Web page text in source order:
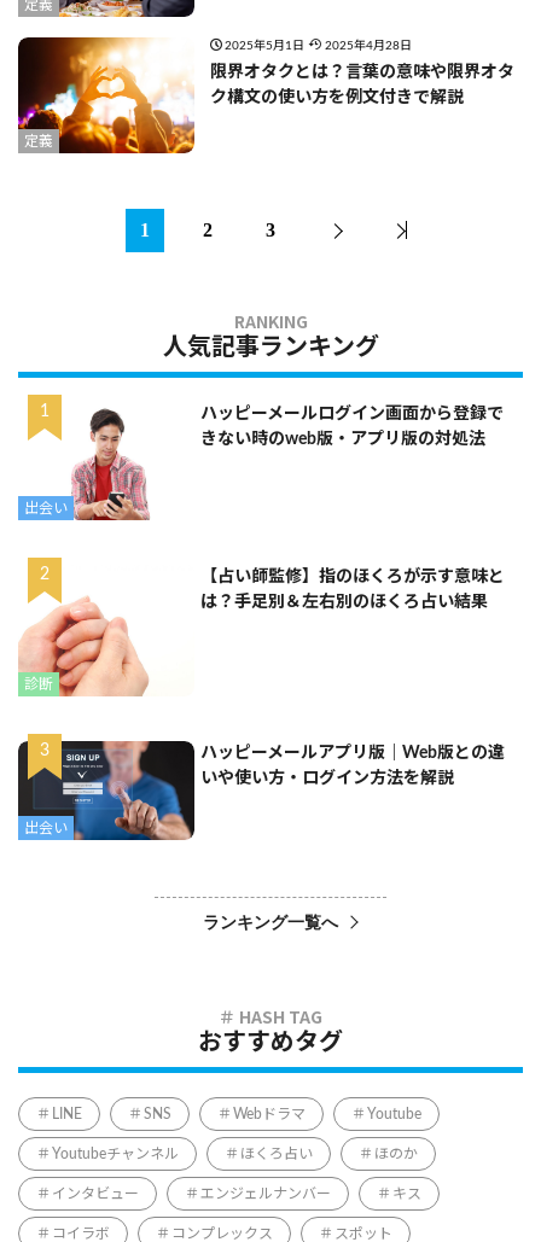
定義
定義
2025年5月1日 2025年4月28日
限界オタクとは？言葉の意味や限界オタ
ク構文の使い方を例文付きで解説
1 2 3
人気記事ランキング
出会い
ハッピーメールログイン画面から登録で
きない時のweb版・アプリ版の対処法
診断
【占い師監修】指のほくろが示す意味と
は？手足別＆左右別のほくろ占い結果
出会い
ハッピーメールアプリ版｜Web版との違
いや使い方・ログイン方法を解説
ランキング一覧へ
おすすめタグ
LINE SNS Webドラマ Youtube
Youtubeチャンネル ほくろ占い ほのか
インタビュー エンジェルナンバー キス
コイラボ コンプレックス スポット